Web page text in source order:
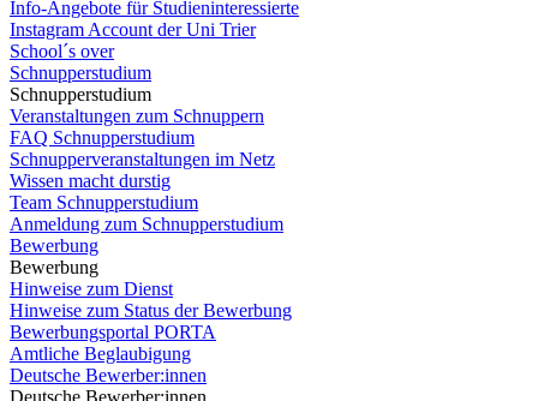
Info-Angebote für Studieninteressierte
Instagram Account der Uni Trier
School´s over
Schnupperstudium
Schnupperstudium
Veranstaltungen zum Schnuppern
FAQ Schnupperstudium
Schnupperveranstaltungen im Netz
Wissen macht durstig
Team Schnupperstudium
Anmeldung zum Schnupperstudium
Bewerbung
Bewerbung
Hinweise zum Dienst
Hinweise zum Status der Bewerbung
Bewerbungsportal PORTA
Amtliche Beglaubigung
Deutsche Bewerber:innen
Deutsche Bewerber:innen